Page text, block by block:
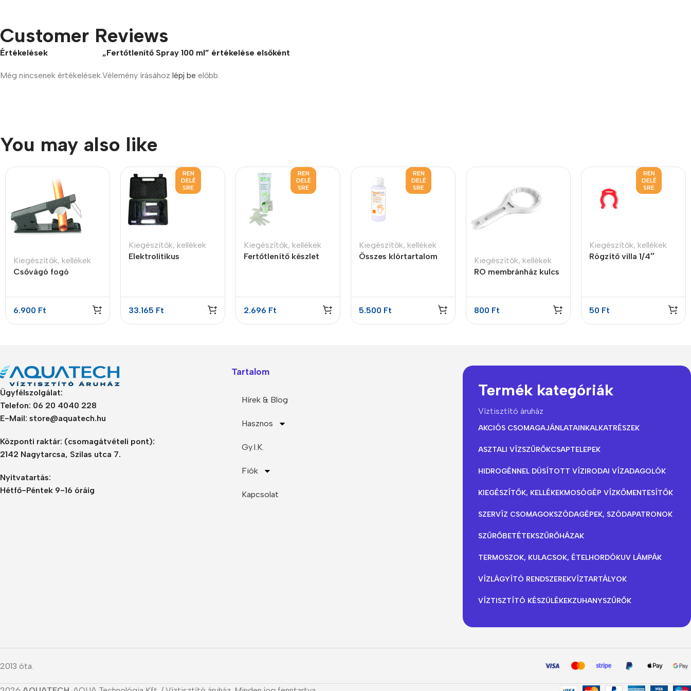
Customer Reviews
Értékelések
Még nincsenek értékelések.
„Fertőtlenítő Spray 100 ml” értékelése elsőként
Vélemény írásához lépj be előbb.
You may also like
Kiegészítők, kellékek
Csővágó fogó
6.900 Ft
REN
DELÉ
SRE
Kiegészítők, kellékek
Elektrolitikus
33.165 Ft
REN
DELÉ
SRE
Kiegészítők, kellékek
Fertőtlenítő készlet
2.696 Ft
REN
DELÉ
SRE
Kiegészítők, kellékek
Összes klórtartalom
5.500 Ft
Kiegészítők, kellékek
RO membránház kulcs
800 Ft
REN
DELÉ
SRE
Kiegészítők, kellékek
Rögzítő villa 1/4″
50 Ft
Ügyfélszolgálat:
Telefon: 06 20 4040 228
E-Mail: store@aquatech.hu
Központi raktár: (csomagátvételi pont):
2142 Nagytarcsa, Szilas utca 7.
Nyitvatartás:
Hétfő-Péntek 9-16 óráig
Tartalom
Hírek & Blog
Hasznos
Gy.I.K.
Fiók
Kapcsolat
Termék kategóriák
Víztisztító áruház
AKCIÓS CSOMAGAJÁNLATAINKALKATRÉSZEK
ASZTALI VÍZSZŰRŐKCSAPTELEPEK
HIDROGÉNNEL DÚSÍTOTT VÍZIRODAI VÍZADAGOLÓK
KIEGÉSZÍTŐK, KELLÉKEKMOSÓGÉP VÍZKŐMENTESÍTŐK
SZERVÍZ CSOMAGOKSZÓDAGÉPEK, SZÓDAPATRONOK
SZŰRŐBETÉTEKSZŰRŐHÁZAK
TERMOSZOK, KULACSOK, ÉTELHORDÓKUV LÁMPÁK
VÍZLÁGYÍTÓ RENDSZEREKVÍZTARTÁLYOK
VÍZTISZTÍTÓ KÉSZÜLÉKEKZUHANYSZŰRŐK
2013 óta.